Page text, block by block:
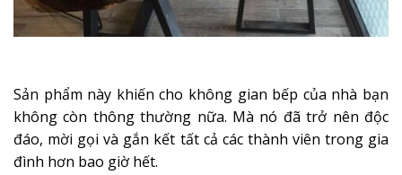
Sản phẩm này khiến cho không gian bếp của nhà bạn
không còn thông thường nữa. Mà nó đã trở nên độc
đáo, mời gọi và gắn kết tất cả các thành viên trong gia
đình hơn bao giờ hết.